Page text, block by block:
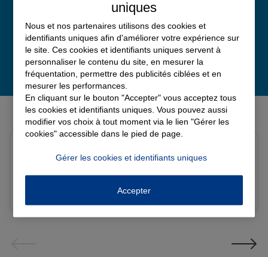
Derniers avis de nos agences Allianz
Note de 5 sur 5
Réactif et efficace le service impeccable
uniques
Nous et nos partenaires utilisons des cookies et
identifiants uniques afin d'améliorer votre expérience sur
le site. Ces cookies et identifiants uniques servent à
personnaliser le contenu du site, en mesurer la
fréquentation, permettre des publicités ciblées et en
mesurer les performances.
En cliquant sur le bouton "Accepter" vous acceptez tous
les cookies et identifiants uniques. Vous pouvez aussi
modifier vos choix à tout moment via le lien "Gérer les
cookies" accessible dans le pied de page.
Gérer les cookies et identifiants uniques
Accepter